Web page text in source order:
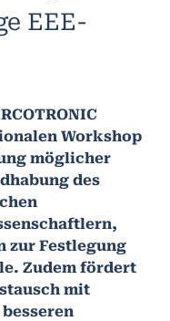
EEE-
Workshop
möglicher
des
zur Festlegung
Zudem fördert
mit